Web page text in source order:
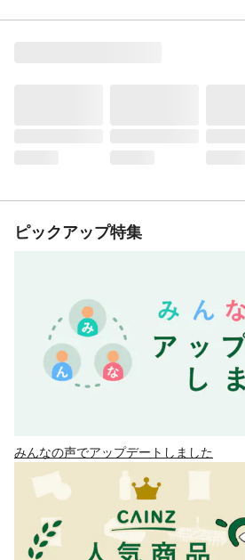
ピックアップ特集
みんなの声でアップデートしました